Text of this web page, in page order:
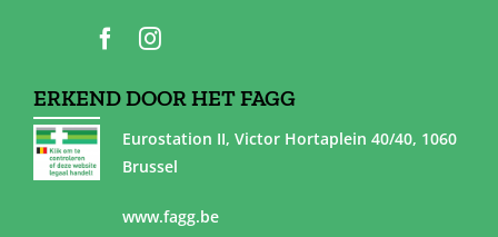
ERKEND DOOR HET FAGG
Eurostation II, Victor Hortaplein 40/40, 1060
Brussel
www.fagg.be